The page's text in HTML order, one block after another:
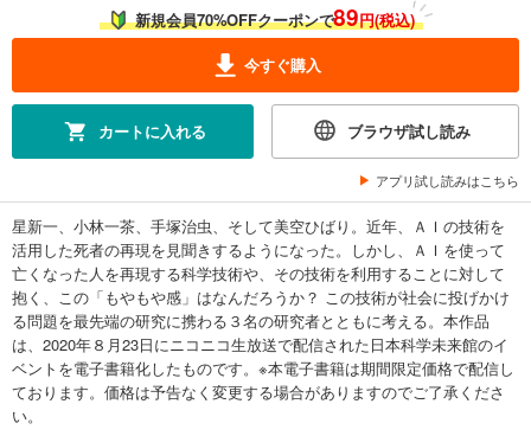
新規会員70%OFFクーポンで89円(税込)
今すぐ購入
カートに入れる ブラウザ試し読み
アプリ試し読みはこちら
星新一、小林一茶、手塚治虫、そして美空ひばり。近年、ＡＩの技術を
活用した死者の再現を見聞きするようになった。しかし、ＡＩを使って
亡くなった人を再現する科学技術や、その技術を利用することに対して
抱く、この「もやもや感」はなんだろうか？ この技術が社会に投げかけ
る問題を最先端の研究に携わる３名の研究者とともに考える。本作品
は、2020年８月23日にニコニコ生放送で配信された日本科学未来館のイ
ベントを電子書籍化したものです。※本電子書籍は期間限定価格で配信し
ております。価格は予告なく変更する場合がありますのでご了承くださ
い。